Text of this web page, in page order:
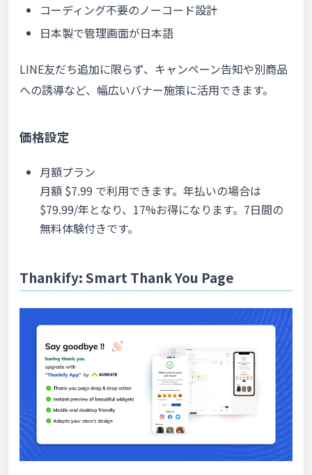
コーディング不要のノーコード設計
日本製で管理画面が日本語
LINE友だち追加に限らず、キャンペーン告知や別商品
への誘導など、幅広いバナー施策に活用できます。
価格設定
月額プラン
月額 $7.99 で利用できます。年払いの場合は
$79.99/年となり、17%お得になります。7日間の
無料体験付きです。
Thankify: Smart Thank You Page